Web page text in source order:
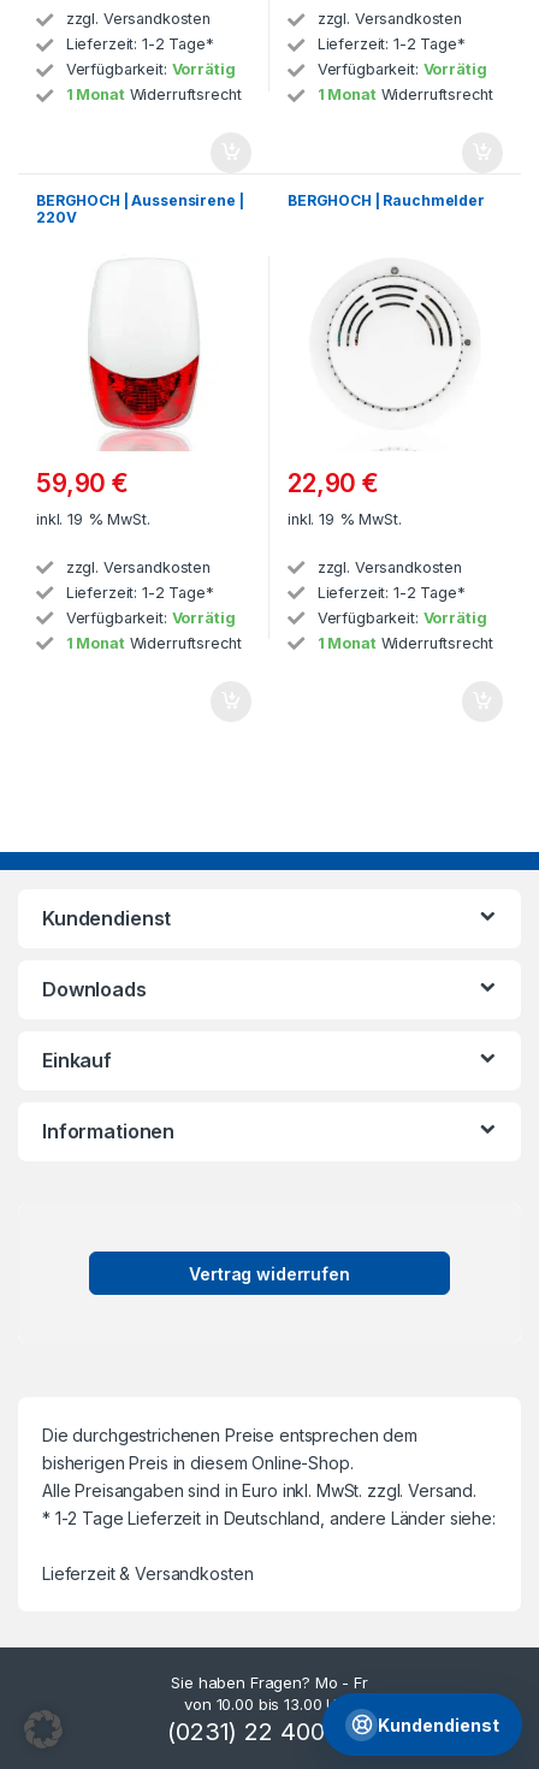
zzgl. Versandkosten
Lieferzeit: 1-2 Tage*
Verfügbarkeit: Vorrätig
1 Monat Widerruftsrecht
zzgl. Versandkosten
Lieferzeit: 1-2 Tage*
Verfügbarkeit: Vorrätig
1 Monat Widerruftsrecht
BERGHOCH | Aussensirene |
220V
59,90€
inkl. 19 % MwSt.
zzgl. Versandkosten
Lieferzeit: 1-2 Tage*
Verfügbarkeit: Vorrätig
1 Monat Widerruftsrecht
BERGHOCH | Rauchmelder
22,90€
inkl. 19 % MwSt.
zzgl. Versandkosten
Lieferzeit: 1-2 Tage*
Verfügbarkeit: Vorrätig
1 Monat Widerruftsrecht
Kundendienst
Downloads
Einkauf
Informationen
Vertrag widerrufen
Die durchgestrichenen Preise entsprechen dem
bisherigen Preis in diesem Online-Shop.
Alle Preisangaben sind in Euro inkl. MwSt. zzgl. Versand.
* 1-2 Tage Lieferzeit in Deutschland, andere Länder siehe:
Lieferzeit & Versandkosten
Sie haben Fragen? Mo - Fr
von 10.00 bis 13.00 Uhr.
(0231) 22 400 144 Kundendienst